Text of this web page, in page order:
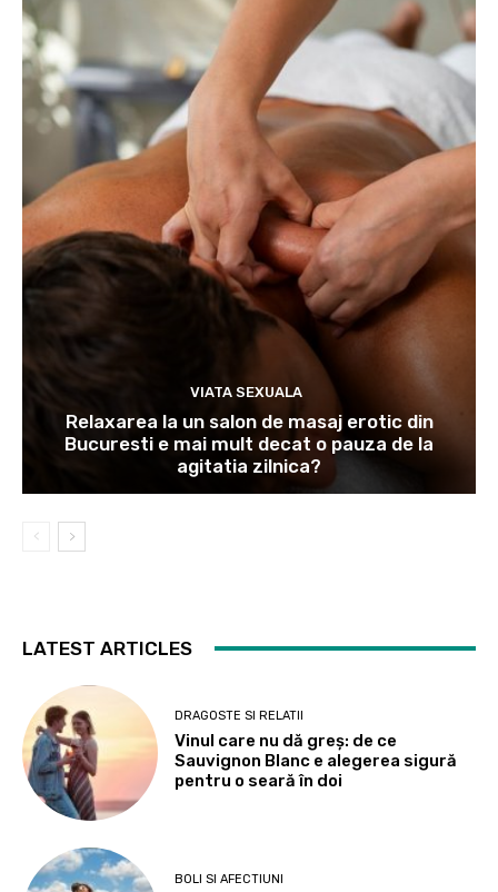
VIATA SEXUALA
Relaxarea la un salon de masaj erotic din
Bucuresti e mai mult decat o pauza de la
agitatia zilnica?
LATEST ARTICLES
DRAGOSTE SI RELATII
Vinul care nu dă greș: de ce
Sauvignon Blanc e alegerea sigură
pentru o seară în doi
BOLI SI AFECTIUNI